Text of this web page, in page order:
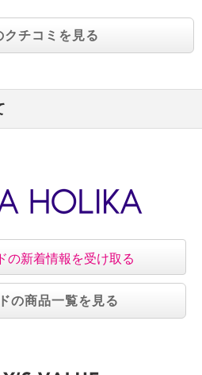
クチコミを見る
の新着情報を受け取る
の商品一覧を見る